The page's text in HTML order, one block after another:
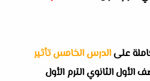
علىالدرس الخامس تأثير
الأول الثانوي الترم الأول